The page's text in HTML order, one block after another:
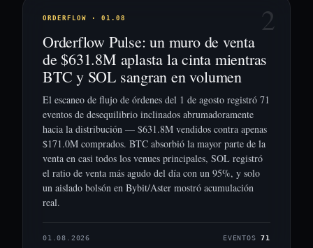
2
ORDERFLOW · 01.08
Orderflow Pulse: un muro de venta
de $631.8M aplasta la cinta mientras
BTC y SOL sangran en volumen
El escaneo de flujo de órdenes del 1 de agosto registró 71
eventos de desequilibrio inclinados abrumadoramente
hacia la distribución — $631.8M vendidos contra apenas
$171.0M comprados. BTC absorbió la mayor parte de la
venta en casi todos los venues principales, SOL registró
el ratio de venta más agudo del día con un 95%, y solo
un aislado bolsón en Bybit/Aster mostró acumulación
real.
01.08.2026 EVENTOS71